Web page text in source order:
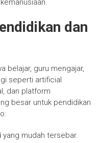
dan
belajar, guru mengajar,
seperti artificial
dan platform
besar untuk pendidikan
yang mudah tersebar.